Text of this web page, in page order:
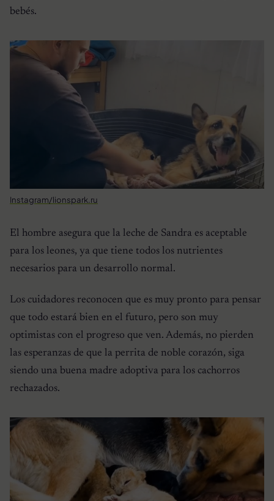
bebés.
Instagram/lionspark.ru
El hombre asegura que la leche de Sandra es aceptable
para los leones, ya que tiene todos los nutrientes
necesarios para un desarrollo normal.
Los cuidadores reconocen que es muy pronto para pensar
que todo estará bien en el futuro, pero son muy
optimistas con el progreso que ven. Además, no pierden
las esperanzas de que la perrita de noble corazón, siga
siendo una buena madre adoptiva para los cachorros
rechazados.